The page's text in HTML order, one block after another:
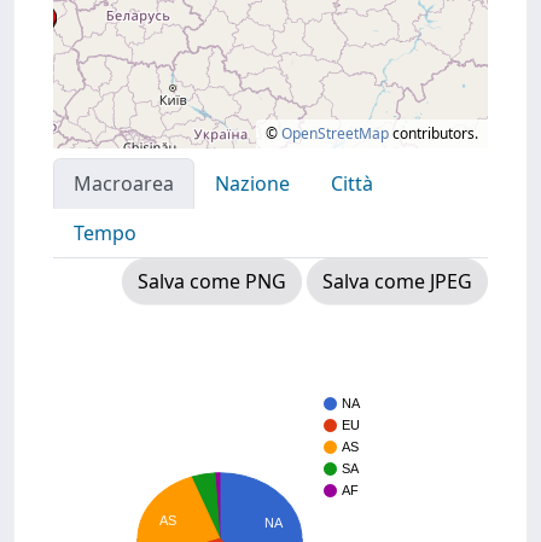
©OpenStreetMapcontributors.
Macroarea Nazione
Città
Tempo
Salva come PNG
Salva come JPEG
NA
EU
AS
SA
AF
NA
AS